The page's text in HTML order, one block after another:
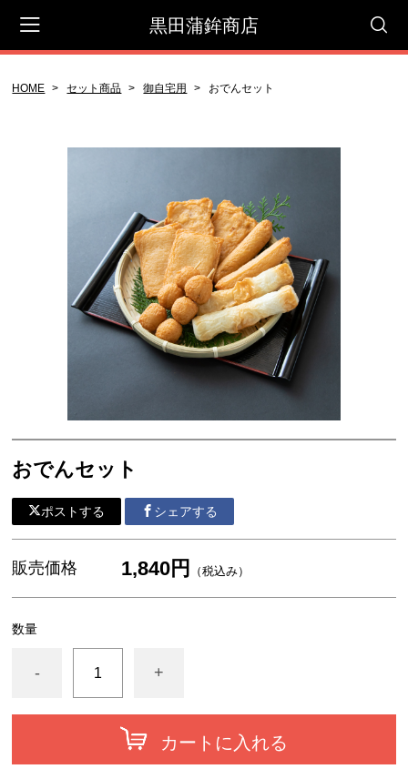
黒田蒲鉾商店
蒲鉾屋さんのコロッケ
天ぷら＆その他
HOME セット商品 御自宅用 おでんセット
おでんセット
ポストする シェアする
販売価格 1,840円 （税込み）
数量
- +
カートに入れる